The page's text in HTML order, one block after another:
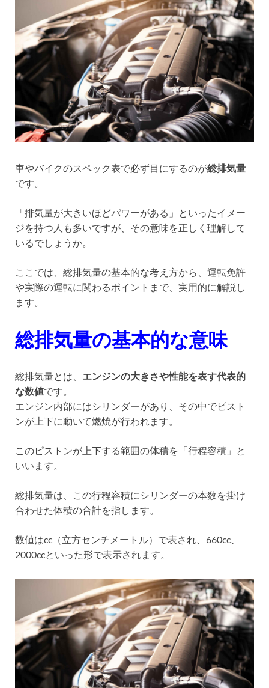
車やバイクのスペック表で必ず目にするのが総排気量
です。
「排気量が大きいほどパワーがある」といったイメー
ジを持つ人も多いですが、その意味を正しく理解して
いるでしょうか。
ここでは、総排気量の基本的な考え方から、運転免許
や実際の運転に関わるポイントまで、実用的に解説し
ます。
総排気量の基本的な意味
総排気量とは、 エンジンの大きさや性能を表す代表的
な数値です。
エンジン内部にはシリンダーがあり、その中でピスト
ンが上下に動いて燃焼が行われます。
このピストンが上下する範囲の体積を「行程容積」と
いいます。
総排気量は、この行程容積にシリンダーの本数を掛け
合わせた体積の合計を指します。
数値はcc（立方センチメートル）で表され、660cc、
2000ccといった形で表示されます。